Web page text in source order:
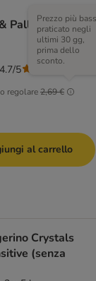
Palline
regolare2,69 €
Prezzo più
praticato negli
ultimi 30 gg,
prima dello
sconto.
5
al carrello
Crystals
(senza